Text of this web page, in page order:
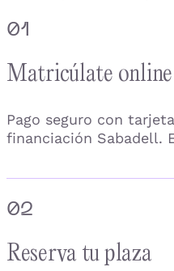
01
Matricúlate online
Pago seguro con
financiación Sabadell.
02
Reserva tu plaza